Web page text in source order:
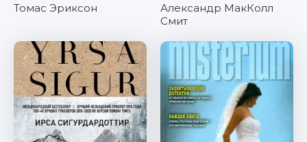
Томас Эриксон
Александр МакКолл
Смит